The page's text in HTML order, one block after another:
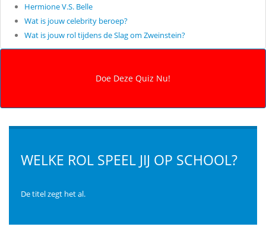
Hermione V.S. Belle
Wat is jouw celebrity beroep?
Wat is jouw rol tijdens de Slag om Zweinstein?
WELKE ROL SPEEL JIJ OP SCHOOL?
De titel zegt het al.